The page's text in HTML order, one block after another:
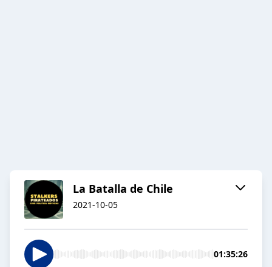
La Batalla de Chile
2021-10-05
01:35:26